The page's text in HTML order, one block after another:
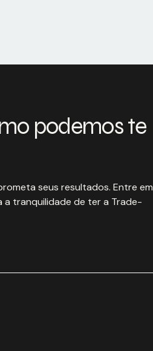
podemos te
seus resultados. Entre em
tranquilidade de ter a Trade-